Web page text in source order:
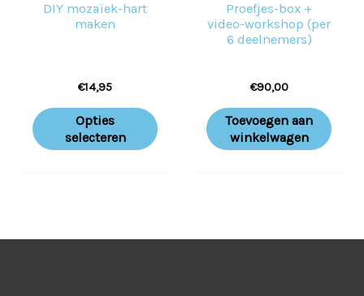
DIY mozaïek-hart
maken
€14,95
Opties
selecteren
productpagina
Proefjes-box +
video-workshop (per
6 deelnemers)
€90,00
Toevoegen aan
winkelwagen